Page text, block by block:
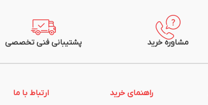
مشاوره خرید پشتیبانی فنی تخصصی
راهنمای خرید ارتباط با ما